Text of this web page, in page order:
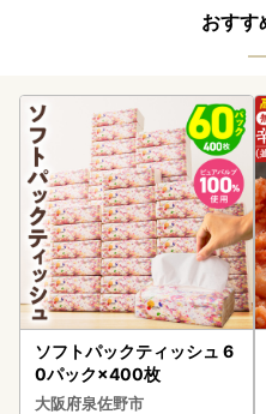
おすす
ソフトパックティッシュ 6
0パック×400枚
大阪府泉佐野市